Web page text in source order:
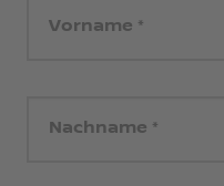
Vorname
Nachname